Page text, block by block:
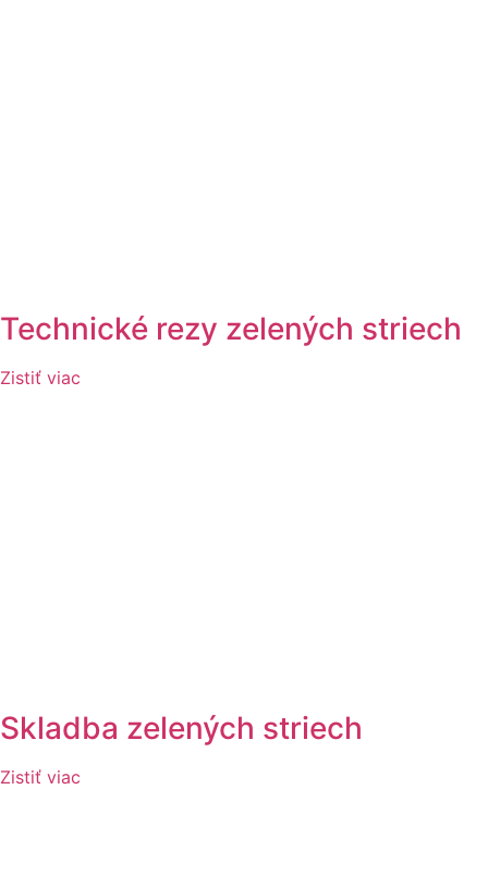
Technické rezy zelených striech
Zistiť viac
Skladba zelených striech
Zistiť viac